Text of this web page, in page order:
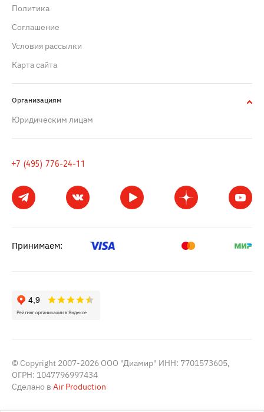
Политика
Cоглашение
Условия рассылки
Карта сайта
Организациям
Юридическим лицам
+7 (495) 776-24-11
Принимаем:
© Copyright 2007-2026 ООО "Диамир" ИНН: 7701573605,
ОГРН: 1047796997434
Сделано в Air Production